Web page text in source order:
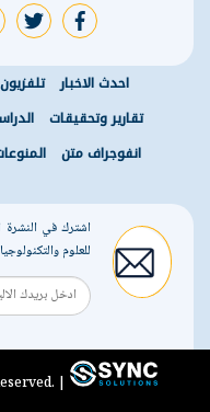
facebook
احدث الاخبار
تقارير وتحقيقات
انفوجراف متن
اشترك في النشرة
للعلوم والتكنولوجيا
|